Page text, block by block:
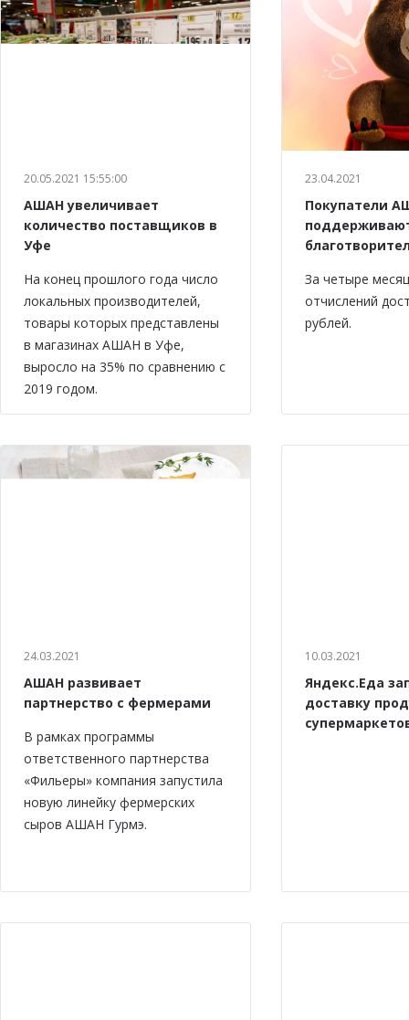
20.05.2021 15:55:00
АШАН увеличивает
количество поставщиков в
Уфе
На конец прошлого года число
локальных производителей,
товары которых представлены
в магазинах АШАН в Уфе,
выросло на 35% по сравнению с
2019 годом.
23.04.2021
Покупатели
За четыре
отчислений
рублей.
24.03.2021
АШАН развивает
партнерство с фермерами
В рамках программы
ответственного партнерства
«Фильеры» компания запустила
новую линейку фермерских
сыров АШАН Гурмэ.
10.03.2021
Яндекс.Еда
доставку